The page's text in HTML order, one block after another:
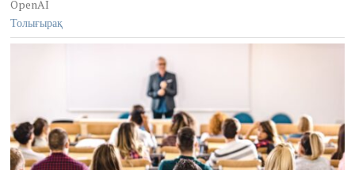
OpenAI
Толығырақ